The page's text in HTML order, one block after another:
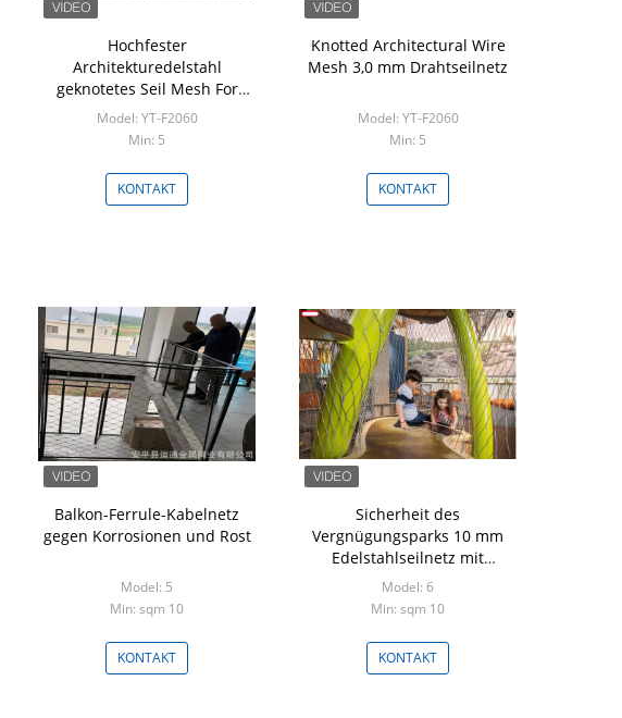
Hochfester
Architekturedelstahl
geknotetes Seil Mesh For
Stair And Bridge
Model: YT-F2060
Min: 5
KONTAKT
Knotted Architectural Wire
Mesh 3,0 mm Drahtseilnetz
Model: YT-F2060
Min: 5
KONTAKT
Balkon-Ferrule-Kabelnetz
gegen Korrosionen und Rost
Model: 5
Min: sqm 10
KONTAKT
Sicherheit des
Vergnügungsparks 10 mm
Edelstahlseilnetz mit
Schraubnetz Anti-Säure Anti-
Model: 6
Min: sqm 10
KONTAKT